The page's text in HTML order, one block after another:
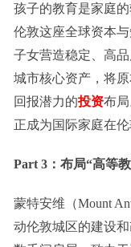
孩子的教育是家庭
伦敦这座全球资本
子女营造稳定、高
城市核心资产，将
回报潜力的投资布局
正成为国际家庭在
Part 3：布局“高等
蒙特安维（Mount
动伦敦城区的建设